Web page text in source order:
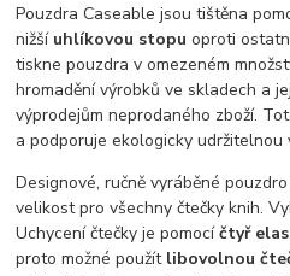
Pouzdra Caseable jsou tištěna
nižší uhlíkovou stopu oproti
tiskne pouzdra v omezeném
hromadění výrobků ve skladech a
výprodejům neprodaného zboží.
a podporuje ekologicky udržitelnou
Designové, ručně vyráběné pouzdro
velikost pro všechny čtečky knih.
Uchycení čtečky je pomocíčtyř
proto možné použít libovolnou